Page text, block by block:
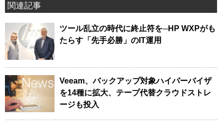
関連記事
ツール乱立の時代に終止符を─HP WXPがも
たらす「先手必勝」のIT運用
Veeam、バックアップ対象ハイパーバイザ
を14種に拡大、テープ代替クラウドストレ
ージも投入